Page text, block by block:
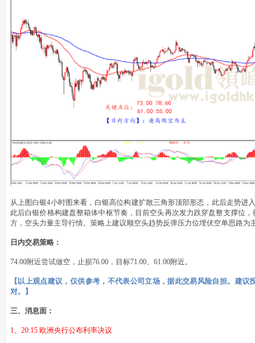
从上图白银4小时图来看，白银高位构建扩散三角形顶部形态，此后走势进
此后白银价格构建盘整箱体中枢节奏，目前空头再次发力跌穿盘整支撑位
方，空头力量主导行情。策略上建议顺空头趋势反弹压力位埋伏空单思路为主
日内交易策略：
74.00附近尝试做空，止损76.00，目标71.00、61.00附近。
【以上观点建议，仅供参考，不代表公司立场，据此交易风险自担。建
对。】
三、消息面：
1、20:15 欧洲央行公布利率决议